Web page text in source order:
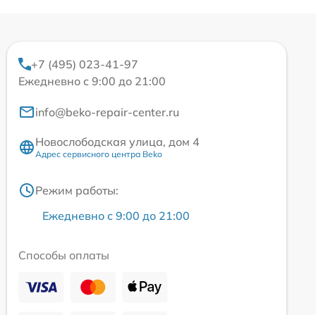
+7 (495) 023-41-97
Ежедневно с 9:00 до 21:00
info@beko-repair-center.ru
Новослободская улица, дом 4
Адрес сервисного центра Beko
Режим работы:
Ежедневно с 9:00 до 21:00
Способы оплаты